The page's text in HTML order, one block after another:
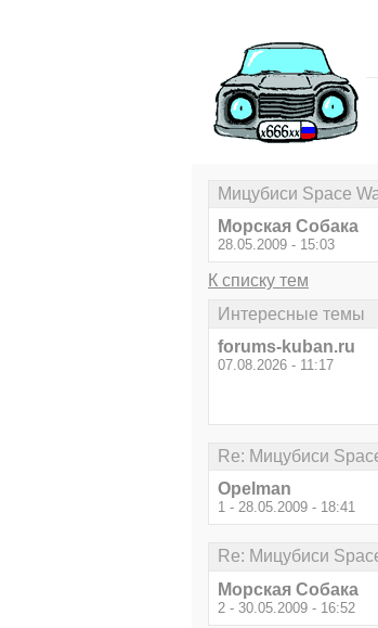
Мицубиси Space
Морская Собака
28.05.2009 - 15:03
К списку тем
Интересные темы
forums-kuban.ru
07.08.2026 - 11:17
Re: Мицубиси
Opelman
1 - 28.05.2009 - 18:41
Re: Мицубиси
Морская Собака
2 - 30.05.2009 - 16:52